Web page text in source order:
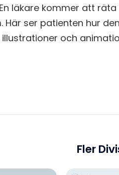
läkare kommer att
Här ser patienten hur
illustrationer och
Fler